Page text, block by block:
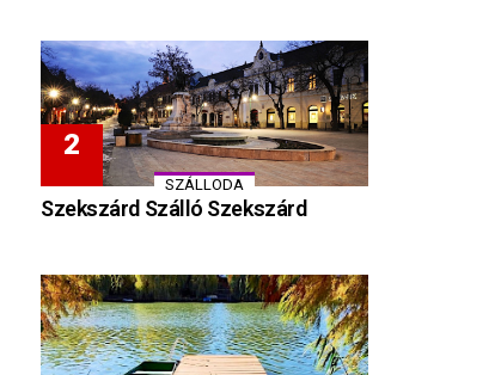
SZÁLLODA
Szekszárd Szálló Szekszárd